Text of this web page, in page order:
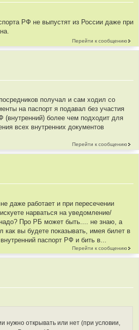
РФ не выпустят из России даже при
Перейти к сообщению
получал и сам ходил со
на паспорт я подавал без участия
(внутренний) более чем подходит для
всех внутренних документов
Перейти к сообщению
даже работает и при пересечении
нарваться на уведомление/
Про РБ может быть.... не знаю, а
как вы будете показывать, имея билет в
паспорт РФ и бить в...
Перейти к сообщению
нужно открывать или нет (при условии,